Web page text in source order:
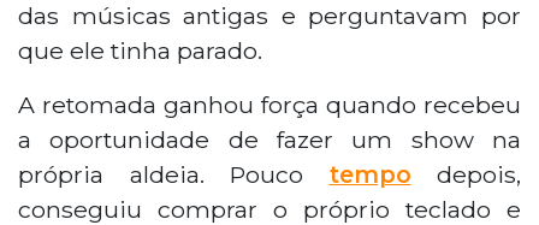
das músicas antigas e perguntavam por
que ele tinha parado.
A retomada ganhou força quando recebeu
a oportunidade de fazer um show na
própria aldeia. Pouco tempo depois,
conseguiu comprar o próprio teclado e